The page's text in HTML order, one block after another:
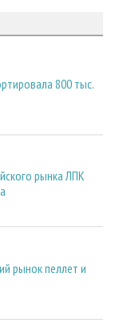
800 тыс.
рынка ЛПК
рынок пеллет и